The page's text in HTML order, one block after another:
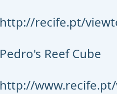
http://recife.pt/
Pedro's Reef Cube
http://